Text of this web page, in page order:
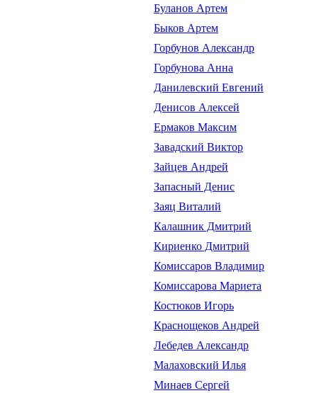
Буланов Артем
Быков Артем
Горбунов Александр
Горбунова Анна
Данилевский Евгений
Денисов Алексей
Ермаков Максим
Завадский Виктор
Зайцев Андрей
Запасный Денис
Заяц Виталий
Калашник Дмитрий
Кириенко Дмитрий
Комиссаров Владимир
Комиссарова Мариета
Костюков Игорь
Краснощеков Андрей
Лебедев Александр
Малаховский Илья
Минаев Сергей